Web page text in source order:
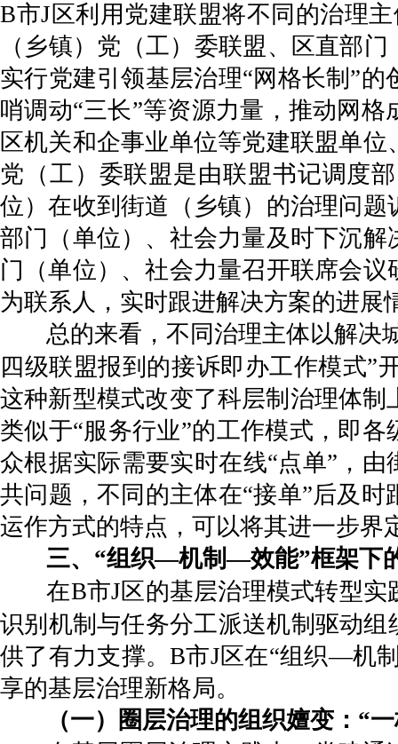
B市J区利用党建联盟将不同的治理
（乡镇）党（工）委联盟、区直部
实行党建引领基层治理“网格长制”
哨调动“三长”等资源力量，推动网
区机关和企事业单位等党建联盟单
党（工）委联盟是由联盟书记调度
位）在收到街道（乡镇）的治理问
部门（单位）、社会力量及时下沉
门（单位）、社会力量召开联席会
为联系人，实时跟进解决方案的进展
总的来看，不同治理主体以解决
四级联盟报到的接诉即办工作模式”
这种新型模式改变了科层制治理体
类似于“服务行业”的工作模式，即
众根据实际需要实时在线“点单”，
共问题，不同的主体在“接单”后及
运作方式的特点，可以将其进一步界
三、“组织—机制—效能”框架下
在B市J区的基层治理模式转型
识别机制与任务分工派送机制驱动
供了有力支撑。B市J区在“组织—机
享的基层治理新格局。
（一）圈层治理的组织嬗变：“